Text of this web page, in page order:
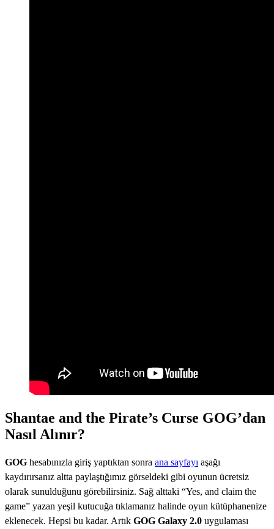
Shantae and the Pirate’s Curse GOG’dan
Nasıl Alınır?
GOG hesabınızla giriş yaptıktan sonra ana sayfayı aşağı
kaydırırsanız altta paylaştığımız görseldeki gibi oyunun ücretsiz
olarak sunulduğunu görebilirsiniz. Sağ alttaki “Yes, and claim the
game” yazan yeşil kutucuğa tıklamanız halinde oyun kütüphanenize
eklenecek. Hepsi bu kadar. Artık GOG Galaxy 2.0 uygulaması